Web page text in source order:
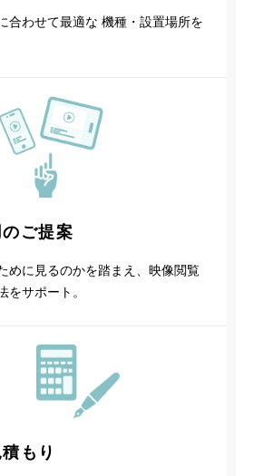
合わせて最適な 機種・設置場所を
ご提案
めに見るのかを踏まえ、映像閲覧
をサポート。
もり